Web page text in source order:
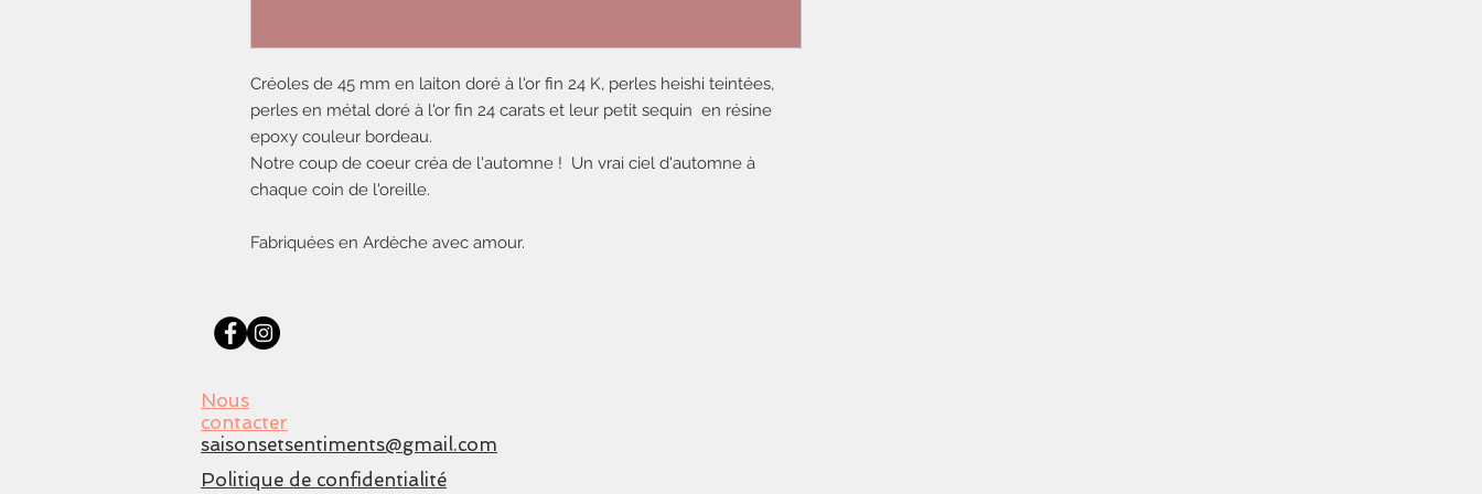
Créoles de 45 mm en laiton doré à l'or fin 24 K, perles heishi teintées,
perles en métal doré à l'or fin 24 carats et leur petit sequin en résine
epoxy couleur bordeau.
Notre coup de coeur créa de l'automne ! Un vrai ciel d'automne à
chaque coin de l'oreille.
Fabriquées en Ardèche avec amour.
Nous
contacter
saisonsetsentiments@gmail.com
Politique de confidentialité